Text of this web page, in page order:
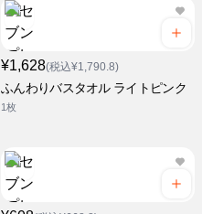
¥1,628(税込¥1,790.8)
ふんわりバスタオル ライトピンク
1枚